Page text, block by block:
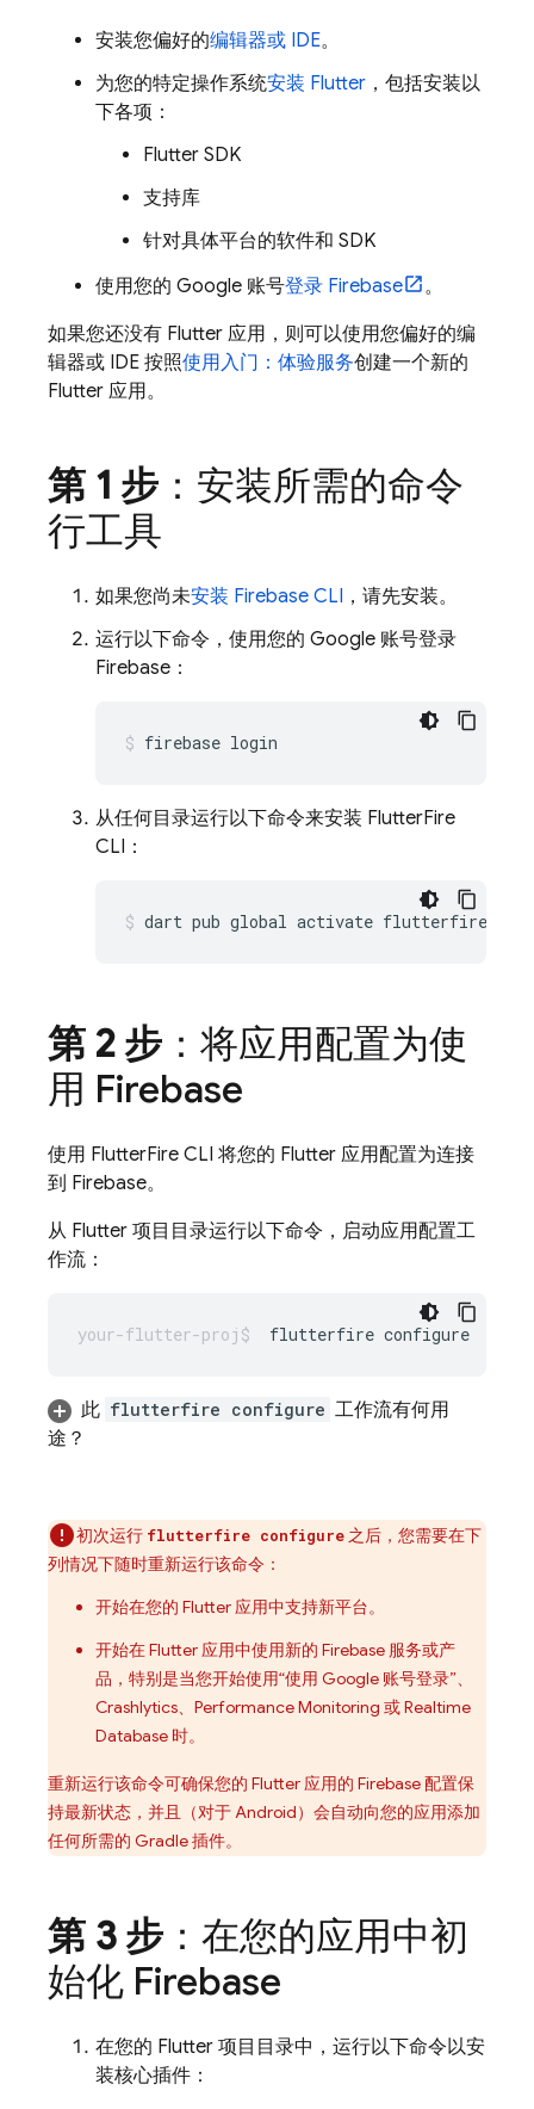
安装您偏好的编辑器或 IDE。
为您的特定操作系统安装 Flutter ，包括安装以
下各项：
Flutter SDK
支持库
针对具体平台的软件和 SDK
使用您的 Google 账号登录 Firebase
。
如果您还没有 Flutter 应用，则可以使用您偏好的编
辑器或 IDE 按照使用入门：体验服务创建一个新的
Flutter 应用。
第 1 步 ：安装所需的命令
行工具
如果您尚未安装 Firebase CLI ，请先安装。
运行以下命令，使用您的 Google 账号登录
Firebase：
firebase
从任何目录运行以下命令来安装 FlutterFire
CLI：
dart pub global activate
第 2 步 ：将应用配置为使
用 Firebase
使用 FlutterFire CLI 将您的 Flutter 应用配置为连接
到 Firebase。
从 Flutter 项目目录运行以下命令，启动应用配置工
作流：
flutterfire
此 flutterfire configure 工作流有何用
途？
初次运行 flutterfire configure 之后，您需要在下
列情况下随时重新运行该命令：
开始在您的 Flutter 应用中支持新平台。
开始在 Flutter 应用中使用新的 Firebase 服务或产
品，特别是当您开始使用“使用 Google 账号登录”、
Crashlytics、 Performance Monitoring 或Realtime
Database 时。
重新运行该命令可确保您的 Flutter 应用的 Firebase 配置保
持最新状态，并且（对于 Android）会自动向您的应用添加
任何所需的 Gradle 插件。
第 3 步 ：在您的应用中初
始化 Firebase
在您的 Flutter 项目目录中，运行以下命令以安
装核心插件：